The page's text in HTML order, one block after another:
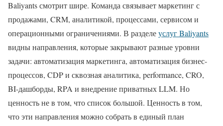
Baliyants смотрит шире. Команда связывает маркетинг с
продажами, CRM, аналитикой, процессами, сервисом и
операционными ограничениями. В разделеуслуг Baliyants
видны направления, которые закрывают разные уровни
задачи: автоматизация маркетинга, автоматизация бизнес-
процессов, CDP и сквозная аналитика, performance, CRO,
BI-дашборды, RPA и внедрение приватных LLM. Но
ценность не в том, что список большой. Ценность в том,
что эти направления можно собрать в единый план